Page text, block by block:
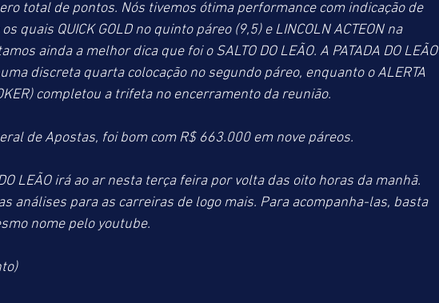
total de pontos. Nós tivemos ótima performance com indicação de
quais QUICK GOLD no quinto páreo (9,5) e LINCOLN ACTEON na
ainda a melhor dica que foi o SALTO DO LEÃO. A PATADA DO LEÃO
discreta quarta colocação no segundo páreo, enquanto o ALERTA
completou a trifeta no encerramento da reunião.
de Apostas, foi bom com R$ 663.000 em nove páreos.
LEÃO irá ao ar nesta terça feira por volta das oito horas da manhã.
análises para as carreiras de logo mais. Para acompanha-las, basta
nome pelo youtube.